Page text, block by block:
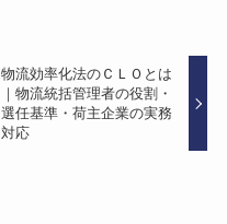
物流効率化法のＣＬＯとは
｜物流統括管理者の役割・
選任基準・荷主企業の実務
対応